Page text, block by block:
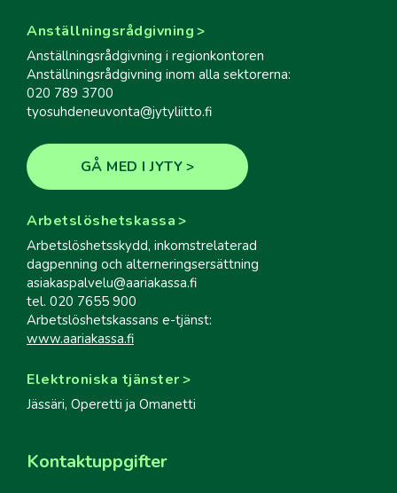
Anställningsrådgivning
Anställningsrådgivning i regionkontoren
Anställningsrådgivning inom alla sektorerna:
020 789 3700
tyosuhdeneuvonta@jytyliitto.fi
GÅ MED I JYTY
Arbetslöshetskassa
Arbetslöshetsskydd, inkomstrelaterad
dagpenning och alterneringsersättning
asiakaspalvelu@aariakassa.fi
tel. 020 7655 900
Arbetslöshetskassans e-tjänst:
www.aariakassa.fi
Elektroniska tjänster
Jässäri, Operetti ja Omanetti
Kontaktuppgifter